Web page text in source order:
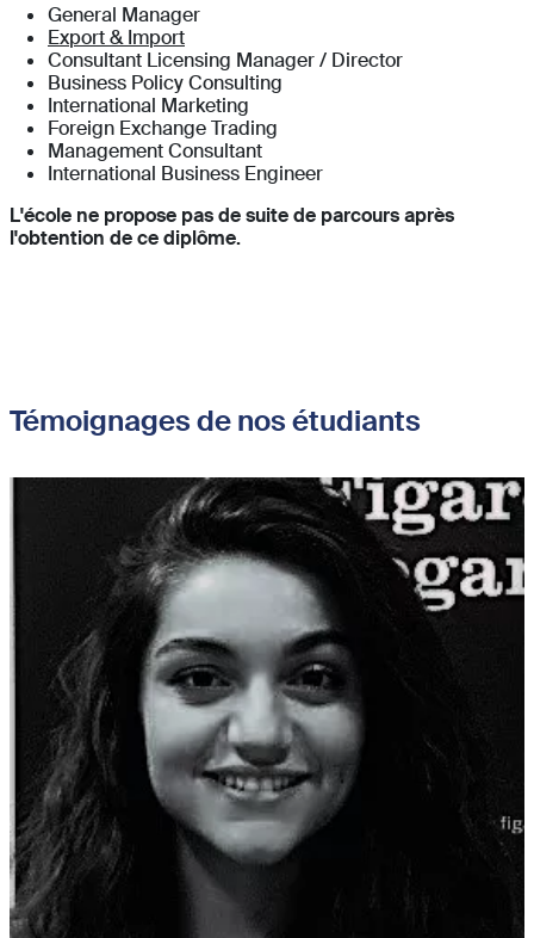
General Manager
Export & Import
Consultant Licensing Manager / Director
Business Policy Consulting
International Marketing
Foreign Exchange Trading
Management Consultant
International Business Engineer
L'école ne propose pas de suite de parcours après
l'obtention de ce diplôme.
Témoignages de nos étudiants